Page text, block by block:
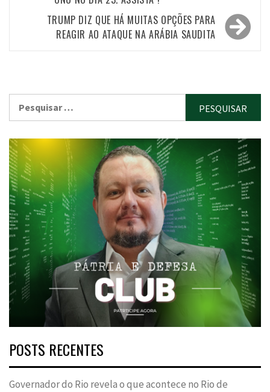
TRUMP DIZ QUE HÁ MUITAS OPÇÕES PARA
REAGIR AO ATAQUE NA ARÁBIA SAUDITA
por:
POSTS RECENTES
Governador do Rio revela o que acontece no Rio de